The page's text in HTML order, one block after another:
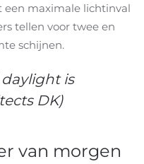
een maximale lichtinval
tellen voor twee en
schijnen.
daylight is
DK)
van morgen